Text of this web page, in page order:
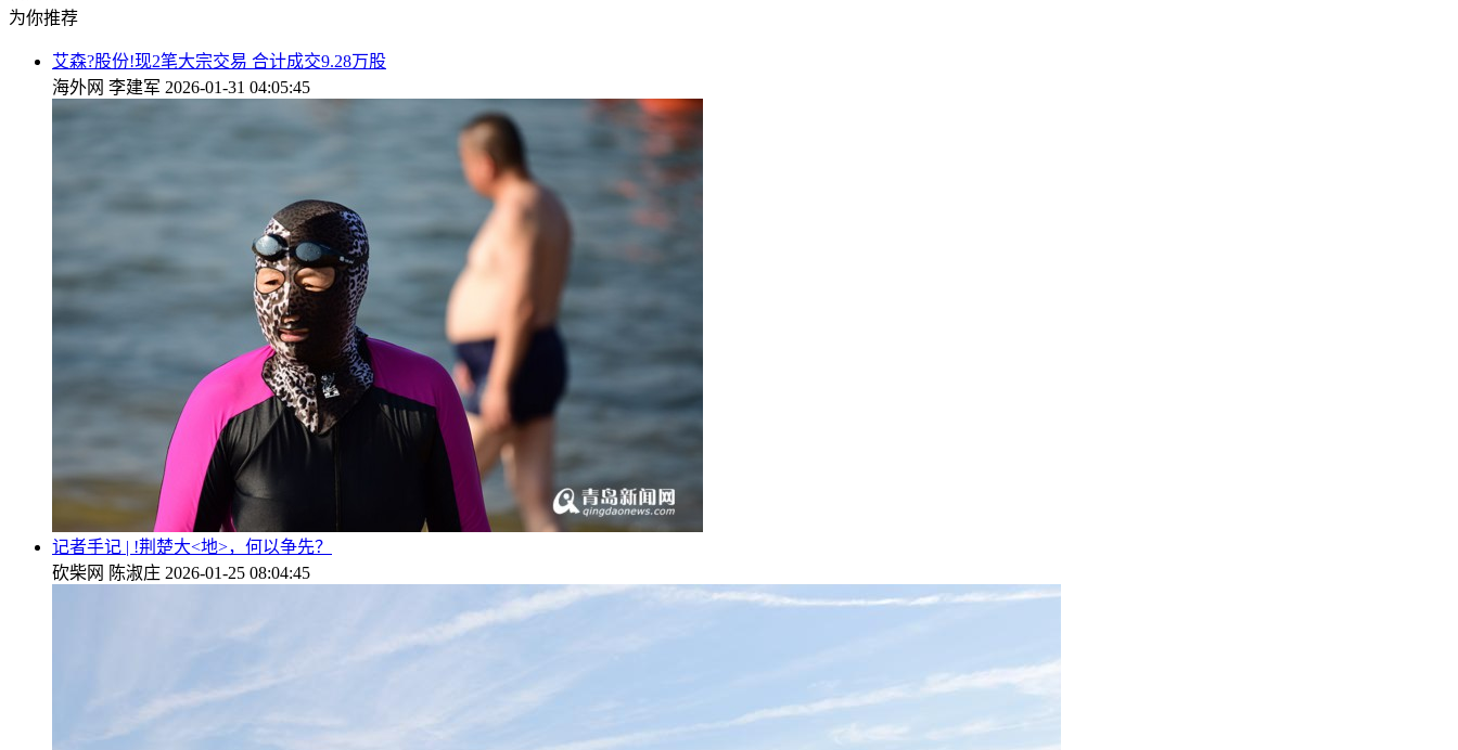
为你推荐
艾森?股份!现2笔大宗交易 合计成交9.28万股
海外网 李建军 2026-01-31 04:05:45
记者手记 | !荆楚大<地>，何以争先？
砍柴网 陈淑庄 2026-01-25 08:04:45